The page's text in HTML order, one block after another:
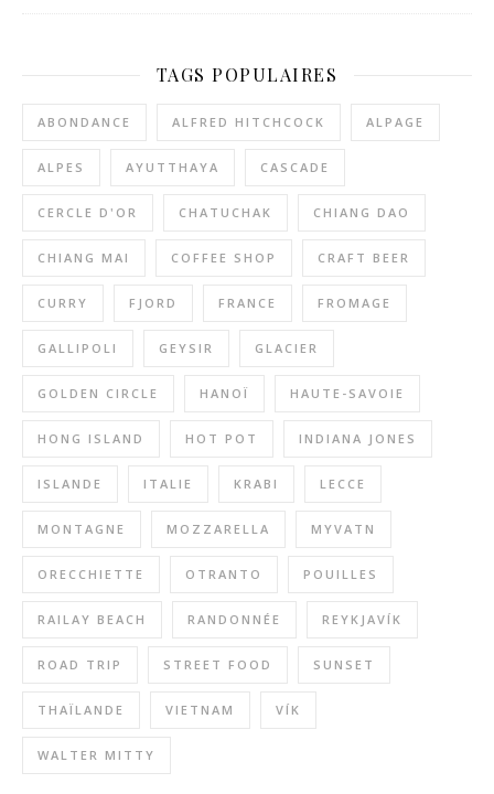
TAGS POPULAIRES
ABONDANCE ALFRED HITCHCOCK ALPAGE
ALPES AYUTTHAYA CASCADE
CERCLE D'OR CHATUCHAK CHIANG DAO
CHIANG MAI COFFEE SHOP CRAFT BEER
CURRY FJORD FRANCE FROMAGE
GALLIPOLI GEYSIR GLACIER
GOLDEN CIRCLE HANOÏ HAUTE-SAVOIE
HONG ISLAND HOT POT INDIANA JONES
ISLANDE ITALIE KRABI LECCE
MONTAGNE MOZZARELLA MYVATN
ORECCHIETTE OTRANTO POUILLES
RAILAY BEACH RANDONNÉE REYKJAVÍK
ROAD TRIP STREET FOOD SUNSET
THAÏLANDE VIETNAM VÍK
WALTER MITTY